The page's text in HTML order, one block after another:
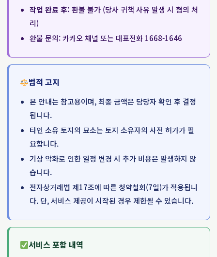
작업 완료 후: 환불 불가 (당사 귀책 사유 발생 시 협의 처
리)
환불 문의: 카카오 채널 또는 대표전화 1668-1646
법적 고지
본 안내는 참고용이며, 최종 금액은 담당자 확인 후 결정
됩니다.
타인 소유 토지의 묘소는 토지 소유자의 사전 허가가 필
요합니다.
기상 악화로 인한 일정 변경 시 추가 비용은 발생하지 않
습니다.
전자상거래법 제17조에 따른 청약철회(7일)가 적용됩니
다. 단, 서비스 제공이 시작된 경우 제한될 수 있습니다.
서비스 포함 내역